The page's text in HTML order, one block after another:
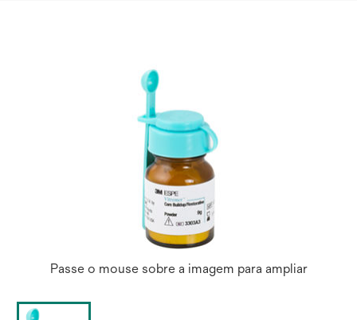
Passe o mouse sobre a imagem para ampliar